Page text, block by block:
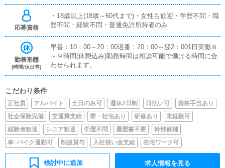
応募資格
・18歳以上(18歳～60代まで)・女性も歓迎・学歴不問・職
歴不問・経験不問・普通免許所持者のみ
勤務形態
(時間/休日等)
早番：10：00～20：00遅番：20：00～翌2：001日実働８
～９時間(休憩込み)勤務時間は相談可能で働ける時間に合
わせられます。
こだわり条件
正社員 アルバイト 土日のみ可 週休2日制 日払い可
資格手当あり
社会保険完備
交通費支給 寮・社宅あり 研修あり
未経験可
経験者歓迎
シニア歓迎 学歴不問 履歴書不要
幹部候補
車･バイク通勤可
制服貸与 入社祝い金支給 在宅ワーク可
検討中に追加 求人情報を見る